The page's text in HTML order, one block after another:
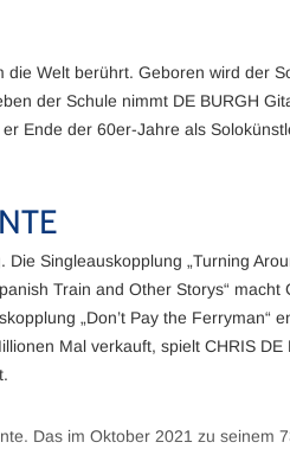
Welt berührt. Geboren wird der
der Schule nimmt DE BURGH
Ende der 60er-Jahre als
Singleauskopplung „Turning
Train and Other Storys“
„Don’t Pay the Ferryman“
Mal verkauft, spielt CHRIS
Das im Oktober 2021 zu seinem